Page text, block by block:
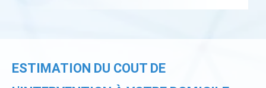
ESTIMATION DU COUT DE